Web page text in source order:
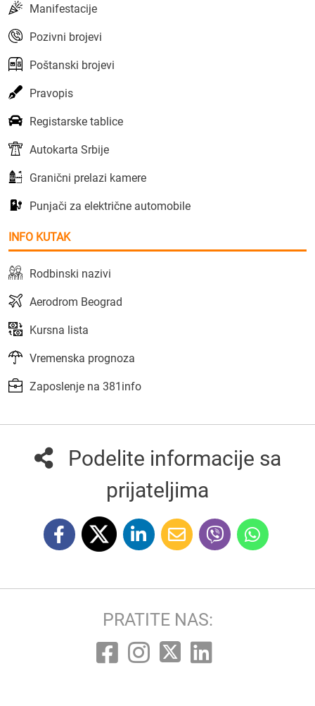
Manifestacije
Pozivni brojevi
Poštanski brojevi
Pravopis
Registarske tablice
Autokarta Srbije
Granični prelazi kamere
Punjači za električne automobile
INFO KUTAK
Rodbinski nazivi
Aerodrom Beograd
Kursna lista
Vremenska prognoza
Zaposlenje na 381info
Podelite informacije sa
prijateljima
PRATITE NAS: